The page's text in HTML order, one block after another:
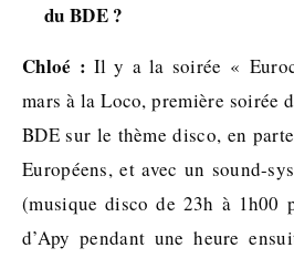
du BDE ?
Chloé : Il y a la soirée «
mars à la Loco, première soirée
BDE sur le thème disco, en
Européens, et avec un sound-
(musique disco de 23h à 1h00
d’Apy pendant une heure